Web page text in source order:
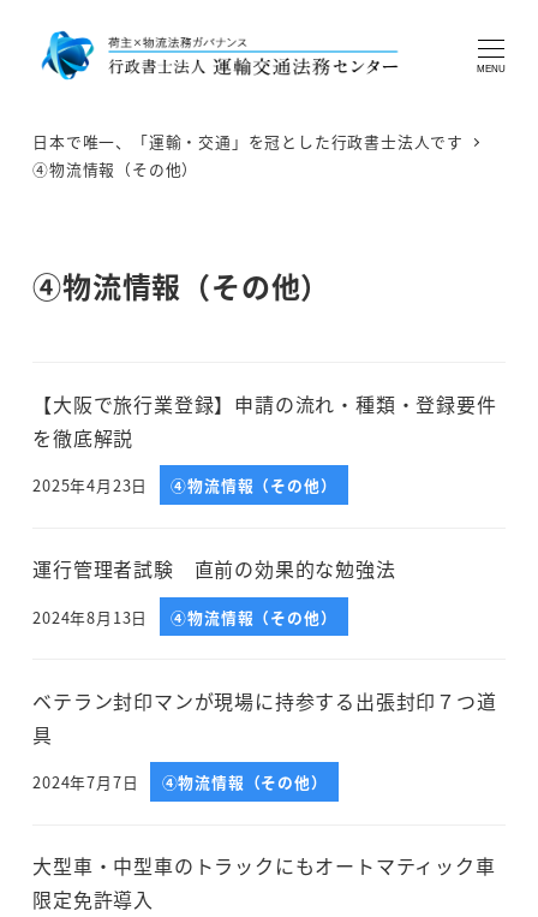
MENU
日本で唯一、「運輸・交通」を冠とした行政書士法人です
④物流情報（その他）
④物流情報（その他）
【大阪で旅行業登録】申請の流れ・種類・登録要件
を徹底解説
投稿日
2025年4月23日 ④物流情報（その他）
運行管理者試験 直前の効果的な勉強法
投稿日
2024年8月13日 ④物流情報（その他）
ベテラン封印マンが現場に持参する出張封印７つ道
具
投稿日
2024年7月7日 ④物流情報（その他）
大型車・中型車のトラックにもオートマティック車
限定免許導入